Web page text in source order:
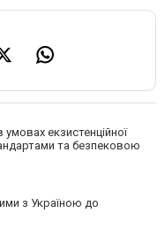
екзистенційної
та безпековою
з Україною до